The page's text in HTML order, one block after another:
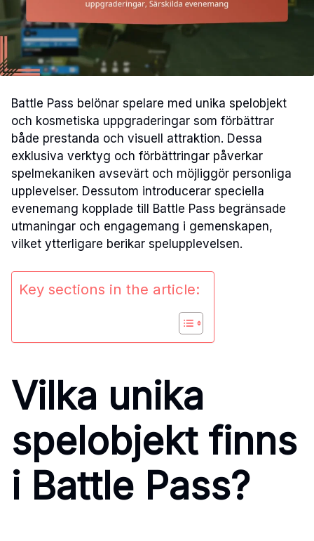
Battle Pass belönar spelare med unika spelobjekt
och kosmetiska uppgraderingar som förbättrar
både prestanda och visuell attraktion. Dessa
exklusiva verktyg och förbättringar påverkar
spelmekaniken avsevärt och möjliggör personliga
upplevelser. Dessutom introducerar speciella
evenemang kopplade till Battle Pass begränsade
utmaningar och engagemang i gemenskapen,
vilket ytterligare berikar spelupplevelsen.
Key sections in the article:
Vilka unika
spelobjekt finns
i Battle Pass?